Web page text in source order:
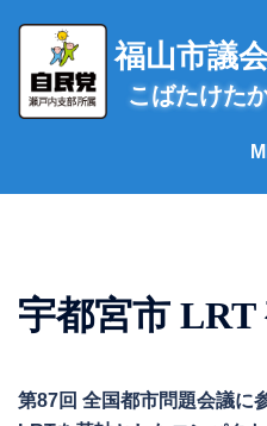
ス
福山市議
こばたけた
宇都宮市 LRT
第87回 全国都市問題会議に